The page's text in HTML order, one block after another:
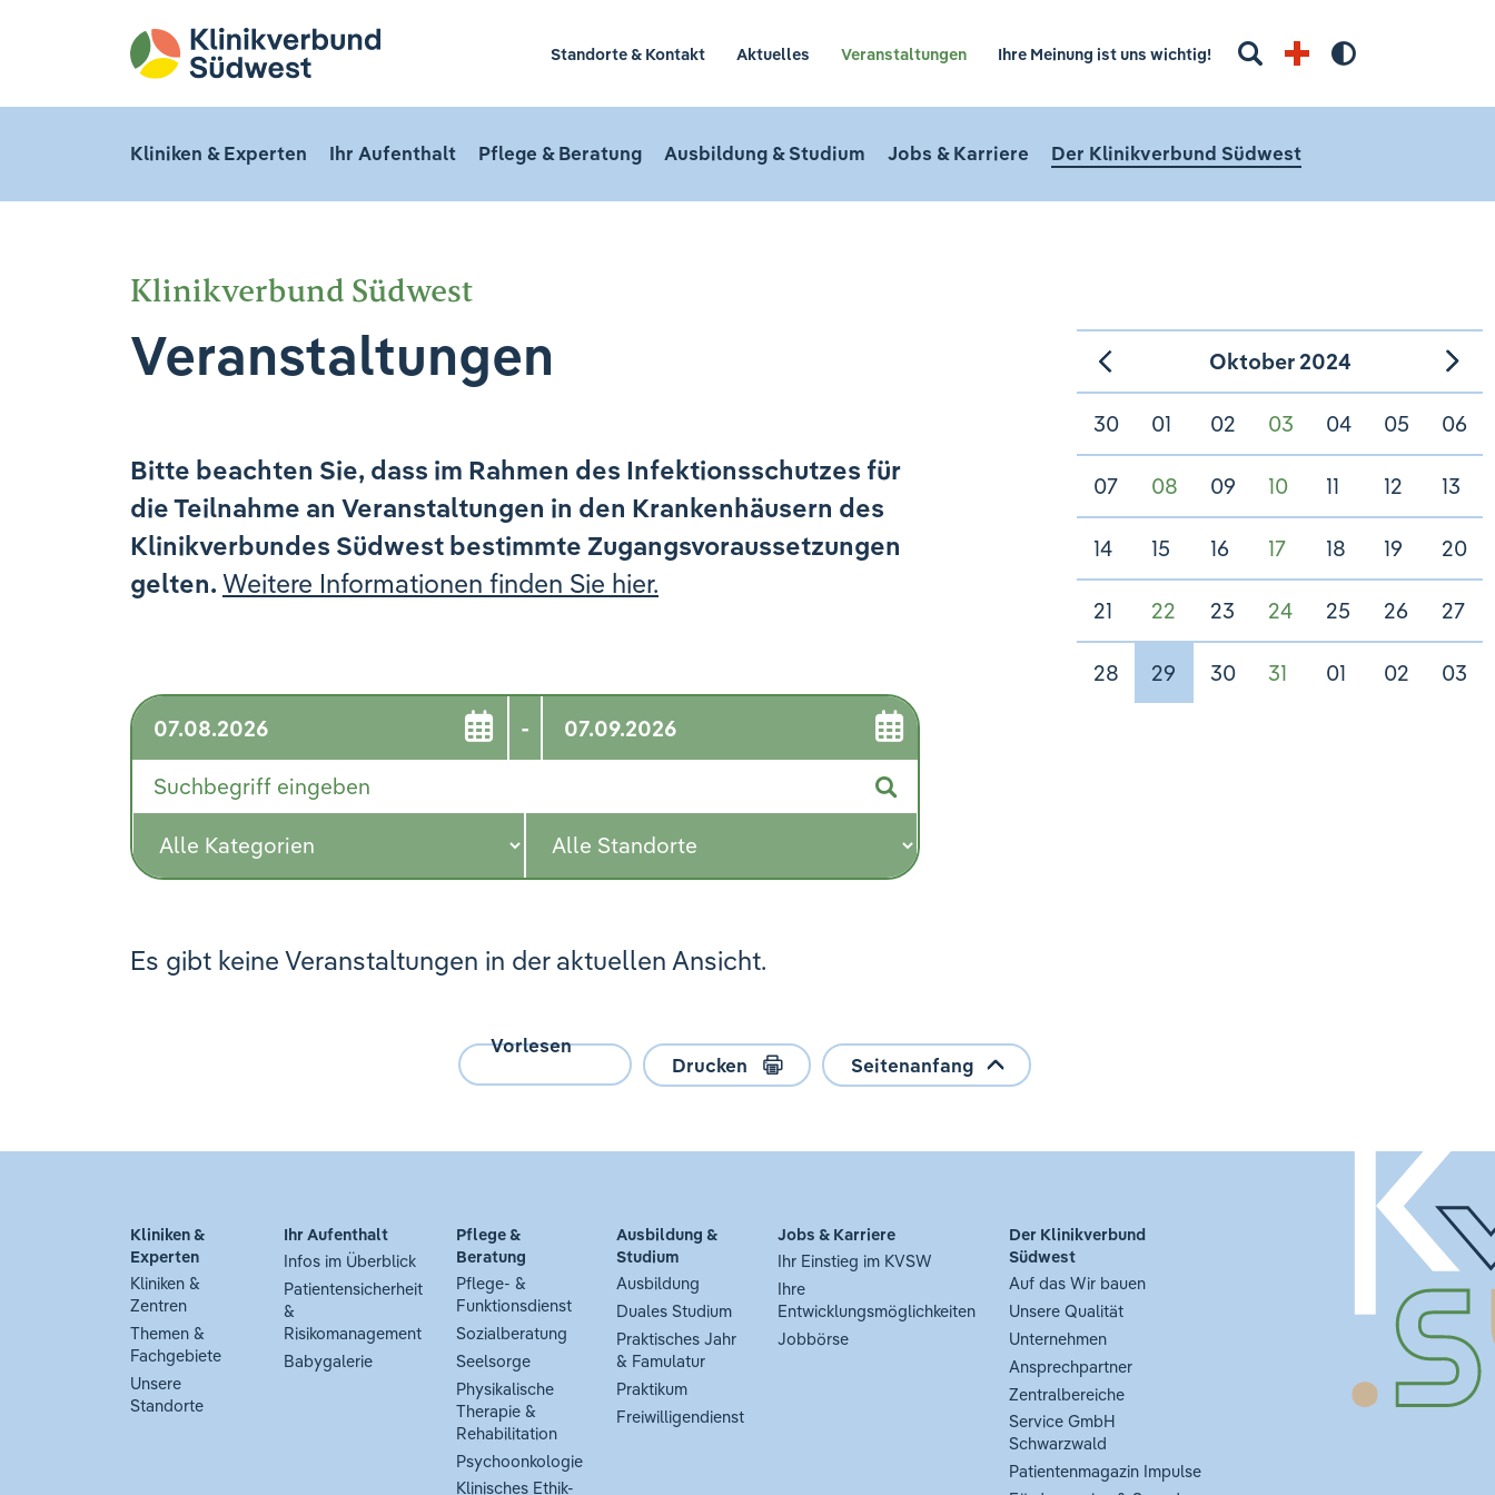
Standorte & Kontakt Aktuelles Veranstaltungen Ihre Meinung ist uns wichtig!
Suchbegriff eingeben
Hoher
Kliniken & Experten Ihr Aufenthalt Pflege & Beratung Ausbildung & Studium Jobs & Karriere Der Klinikverbund Südwest
Klinikverbund Südwest
Veranstaltungen
Bitte beachten Sie, dass im Rahmen des Infektionsschutzes für
die Teilnahme an Veranstaltungen in den Krankenhäusern des
Klinikverbundes Südwest bestimmte Zugangsvoraussetzungen
gelten. Weitere Informationen finden Sie hier.
-
Es gibt keine Veranstaltungen in der aktuellen Ansicht.
«
Oktober 2024 »
30 01 02 03 04 05 06
07 08 09 10 11 12 13
14 15 16 17 18 19 20
21 22 23 24 25 26 27
28 29 30 31 01 02 03
Vorlesen
Drucken
Seitenanfang
Kliniken &
Experten
Kliniken &
Zentren
Themen &
Fachgebiete
Unsere
Standorte
Ihr Aufenthalt
Infos im Überblick
Patientensicherheit
&
Risikomanagement
Babygalerie
Pflege &
Beratung
Pflege- &
Funktionsdienst
Sozialberatung
Seelsorge
Physikalische
Therapie &
Rehabilitation
Psychoonkologie
Klinisches Ethik-
Ausbildung &
Studium
Ausbildung
Duales Studium
Praktisches Jahr
& Famulatur
Praktikum
Freiwilligendienst
Jobs & Karriere
Ihr Einstieg im KVSW
Ihre
Entwicklungsmöglichkeiten
Jobbörse
Der Klinikverbund
Südwest
Auf das Wir bauen
Unsere Qualität
Unternehmen
Ansprechpartner
Zentralbereiche
Service GmbH
Schwarzwald
Patientenmagazin Impulse